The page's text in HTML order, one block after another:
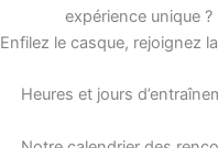
expérience unique ?
Enfilez le casque, rejoignez
Heures et jours